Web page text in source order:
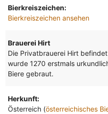
Bierkreiszeichen:
Bierkreiszeichen ansehen
Brauerei Hirt
Die Privatbrauerei Hirt
wurde 1270 erstmals
Biere gebraut.
Herkunft:
Österreich (österreichisches